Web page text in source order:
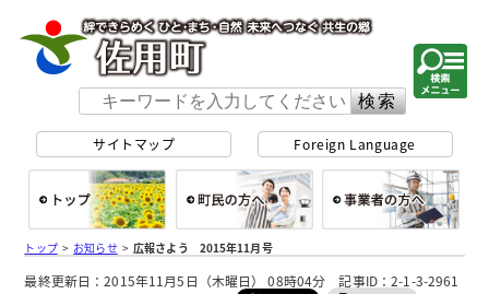
サイトマップ Foreign Language
総合トップ
トップ> お知らせ>広報さよう 2015年11月号
最終更新日：2015年11月5日（木曜日） 08時04分 記事ID：2-1-3-2961